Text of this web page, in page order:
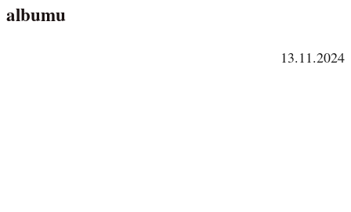
albumu
13.11.2024